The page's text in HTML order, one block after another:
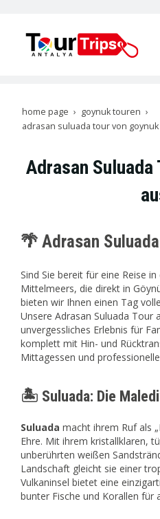
home page
goynuk touren
adrasan suluada tour von goynuk
Adrasan Suluada
🌴 Adrasan
Sind Sie bereit für eine Reise
Mittelmeers, die direkt in
bieten wir Ihnen einen Tag
Unsere Adrasan Suluada Tour
unvergessliches Erlebnis für
komplett mit Hin- und
Mittagessen und
🏝️ Suluada: Die
Suluada macht ihrem Ruf als
Ehre. Mit ihrem kristallklaren,
unberührten weißen
Landschaft gleicht sie einer
Vulkaninsel bietet eine
bunter Fische und Korallen für